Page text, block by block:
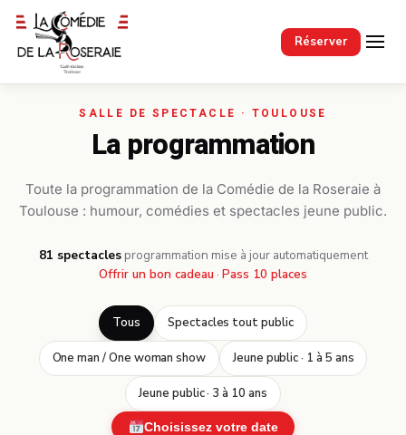
Réserver
Passer au contenu principal
La programmation
Toute la programmation de la Comédie de la Roseraie à
Toulouse : humour, comédies et spectacles jeune public.
81 spectacles· programmation mise à jour automatiquement
Offrir un bon cadeau · Pass 10 places
Tous Spectacles tout public
One man / One woman show Jeune public · 1 à 5 ans
Jeune public · 3 à 10 ans
Choisissez votre date